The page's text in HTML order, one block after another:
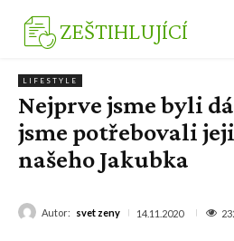
ZEŠTIHLUJÍCÍ
LIFESTYLE
Nejprve jsme byli
jsme potřebovali
našeho Jakubka
Autor: svet zeny 14.11.2020